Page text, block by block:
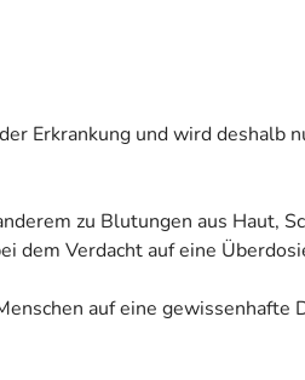
Erkrankung und wird deshalb
zu Blutungen aus Haut,
Verdacht auf eine
auf eine